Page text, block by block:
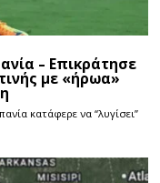
– Επικράτησε
με «ήρωα»
κατάφερε να “λυγίσει”